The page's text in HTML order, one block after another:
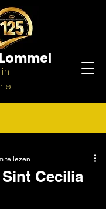
Lommel
Cecilia
te lezen